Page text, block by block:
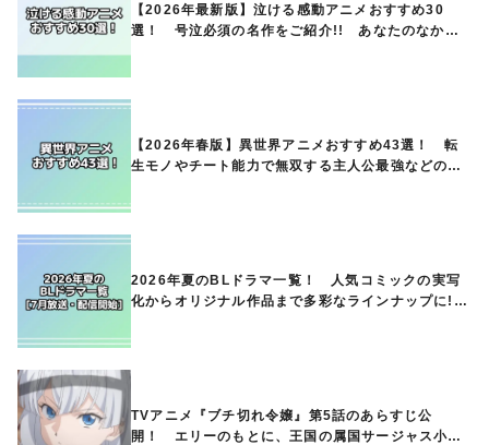
【2026年最新版】泣ける感動アニメおすすめ30
選！ 号泣必須の名作をご紹介!! あなたのなかの
【2026年春版】異世界アニメおすすめ43選！ 転
生モノやチート能力で無双する主人公最強などの人
2026年夏のBLドラマ一覧！ 人気コミックの実写
化からオリジナル作品まで多彩なラインナップに!!
TVアニメ『ブチ切れ令嬢』第5話のあらすじ公
開！ エリーのもとに、王国の属国サージャス小王